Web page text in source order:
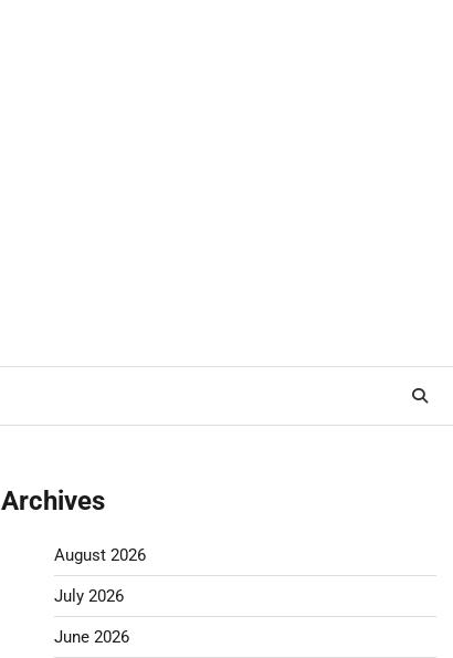
Archives
August 2026
July 2026
June 2026